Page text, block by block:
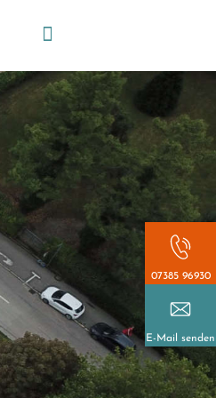
07385 96930
E-Mail senden